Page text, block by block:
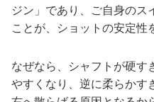
ジン」であり、ご自身のス
ことが、ショットの安定性
なぜなら、シャフトが硬す
やすくなり、逆に柔らかす